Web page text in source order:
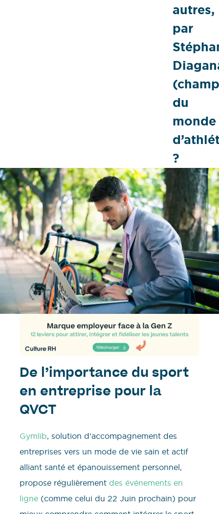
autres,
par
du
monde
?
De l’importance du sport
en entreprise pour la
QVCT
Gymlib, solution d’accompagnement des
entreprises vers un mode de vie sain et actif
alliant santé et épanouissement personnel,
propose régulièrement des événements en
ligne (comme celui du 22 Juin prochain) pour